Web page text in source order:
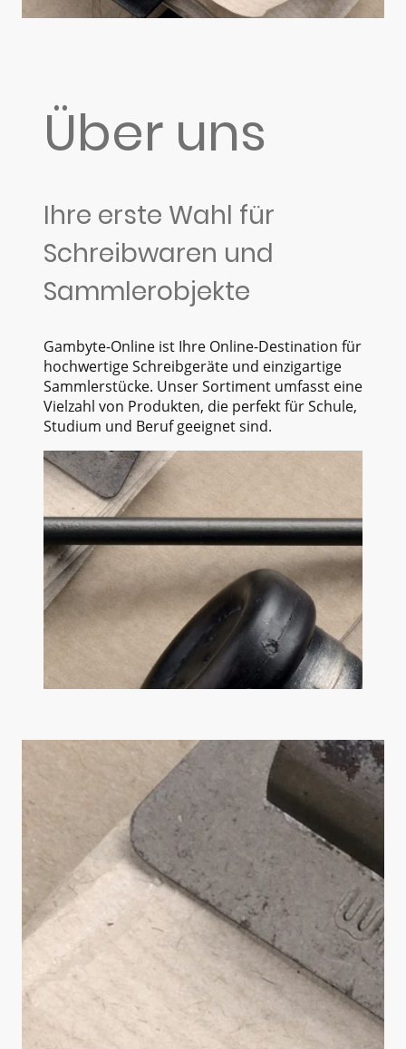
Über uns
Ihre erste Wahl für
Schreibwaren und
Sammlerobjekte
Gambyte-Online ist Ihre Online-Destination für
hochwertige Schreibgeräte und einzigartige
Sammlerstücke. Unser Sortiment umfasst eine
Vielzahl von Produkten, die perfekt für Schule,
Studium und Beruf geeignet sind.